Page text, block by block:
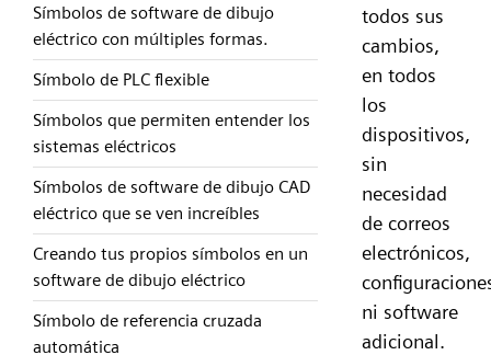
Símbolos de software de dibujo
eléctrico con múltiples formas.
Símbolo de PLC flexible
Símbolos que permiten entender los
sistemas eléctricos
Símbolos de software de dibujo CAD
eléctrico que se ven increíbles
Creando tus propios símbolos en un
software de dibujo eléctrico
Símbolo de referencia cruzada
automática
todos sus
cambios,
en todos
los
dispositivos,
sin
necesidad
de correos
electrónicos,
ni software
adicional.